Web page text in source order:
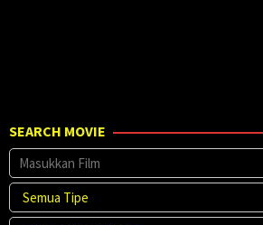
SEARCH MOVIE